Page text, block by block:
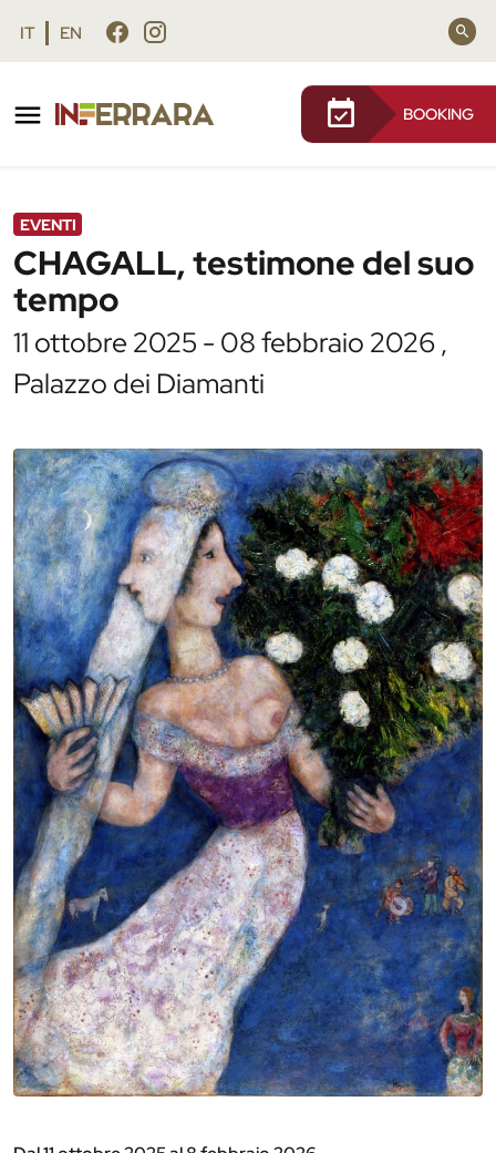
Vai al contenuto principale
Vai al footer
IT EN
BOOKING
CHAGALL, testimone del suo tempo
EVENTI
CHAGALL, testimone del suo
tempo
11 ottobre 2025 - 08 febbraio 2026 ,
Palazzo dei Diamanti